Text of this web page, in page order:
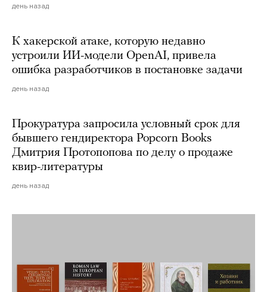
день назад
К хакерской атаке, которую недавно
устроили ИИ-модели OpenAI, привела
ошибка разработчиков в постановке задачи
день назад
Прокуратура запросила условный срок для
бывшего гендиректора Popcorn Books
Дмитрия Протопопова по делу о продаже
квир-литературы
день назад